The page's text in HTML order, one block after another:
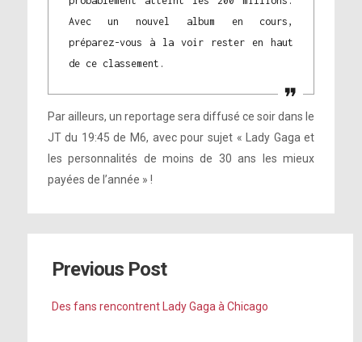
Avec un nouvel album en cours,
préparez-vous à la voir rester en haut
de ce classement.
Par ailleurs, un reportage sera diffusé ce soir dans le
JT du 19:45 de M6, avec pour sujet « Lady Gaga et
les personnalités de moins de 30 ans les mieux
payées de l’année » !
Previous Post
Des fans rencontrent Lady Gaga à Chicago